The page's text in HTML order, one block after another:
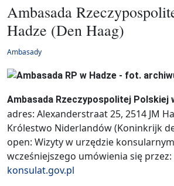
Ambasada
Hadze (Den Haag)
Ambasady
Ambasada Rzeczypospolitej Polskiej
adres: Alexanderstraat 25, 2514 JM
Królestwo Niderlandów (Koninkrijk
open: Wizyty w urzędzie
wcześniejszego umówienia się przez:
konsulat.gov.pl